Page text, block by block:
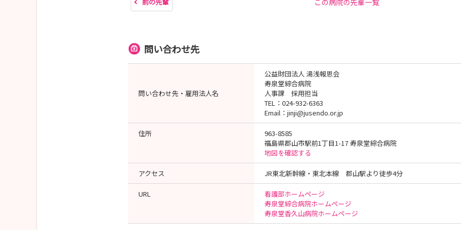
問い合わせ先
問い合わせ先・雇用法人名
公益財団法人 湯浅報恩会
寿泉堂綜合病院
人事課 採用担当
TEL：024-932-6363
Email：jinji@jusendo.or.jp
住所
963-8585
福島県郡山市駅前1丁目1-17 寿泉堂綜合病院
地図を確認する
アクセス JR東北新幹線・東北本線 郡山駅より徒歩4分
URL
看護部ホームページ
寿泉堂綜合病院ホームページ
寿泉堂香久山病院ホームページ